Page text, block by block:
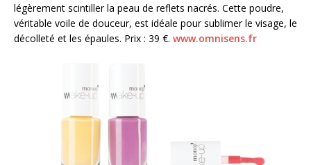
légèrement scintiller la peau de reflets nacrés. Cette poudre,
véritable voile de douceur, est idéale pour sublimer le visage, le
décolleté et les épaules. Prix : 39 €. www.omnisens.fr